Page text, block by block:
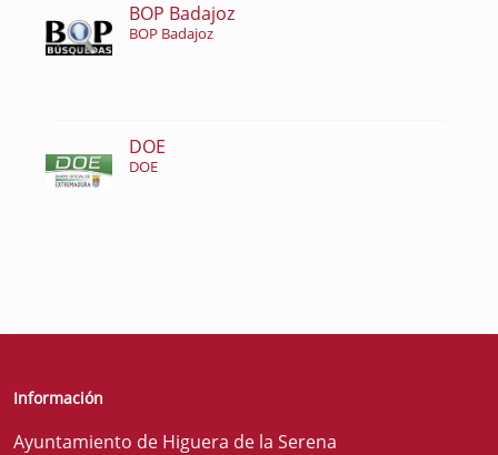
BOP Badajoz
BOP Badajoz
DOE
DOE
Información
Ayuntamiento de Higuera de la Serena